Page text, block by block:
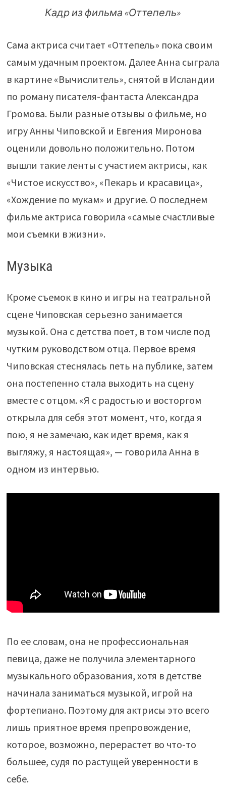
Кадр из фильма «Оттепель»
Сама актриса считает «Оттепель» пока своим
самым удачным проектом. Далее Анна сыграла
в картине «Вычислитель», снятой в Исландии
по роману писателя-фантаста Александра
Громова. Были разные отзывы о фильме, но
игру Анны Чиповской и Евгения Миронова
оценили довольно положительно. Потом
вышли такие ленты с участием актрисы, как
«Чистое искусство», «Пекарь и красавица»,
«Хождение по мукам» и другие. О последнем
фильме актриса говорила «самые счастливые
мои съемки в жизни».
Музыка
Кроме съемок в кино и игры на театральной
сцене Чиповская серьезно занимается
музыкой. Она с детства поет, в том числе под
чутким руководством отца. Первое время
Чиповская стеснялась петь на публике, затем
она постепенно стала выходить на сцену
вместе с отцом. «Я с радостью и восторгом
открыла для себя этот момент, что, когда я
пою, я не замечаю, как идет время, как я
выгляжу, я настоящая», — говорила Анна в
одном из интервью.
По ее словам, она не профессиональная
певица, даже не получила элементарного
музыкального образования, хотя в детстве
начинала заниматься музыкой, игрой на
фортепиано. Поэтому для актрисы это всего
лишь приятное время препровождение,
которое, возможно, перерастет во что-то
большее, судя по растущей уверенности в
себе.